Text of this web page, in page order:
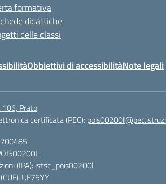
formativa
didattiche
delle classi
Obbiettivi di accessibilitàNote legali
106, Prato
certificata (PEC):
(IPA): istsc_pois00200l
UF75YY